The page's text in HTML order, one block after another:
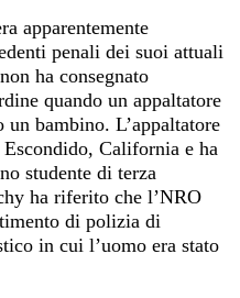
apparentemente
penali dei suoi attuali
ha consegnato
quando un appaltatore
un bambino. L’appaltatore
Escondido, California e ha
studente di terza
ha riferito che l’NRO
di polizia di
in cui l’uomo era stato